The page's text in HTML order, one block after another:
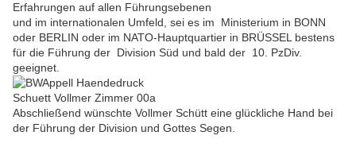
Erfahrungen auf allen Führungsebenen
und im internationalen Umfeld, sei es im Ministerium in BONN
oder BERLIN oder im NATO-Hauptquartier in BRÜSSEL bestens
für die Führung der Division Süd und bald der 10. PzDiv.
geeignet.
Abschließend wünschte Vollmer Schütt eine glückliche Hand bei
der Führung der Division und Gottes Segen.